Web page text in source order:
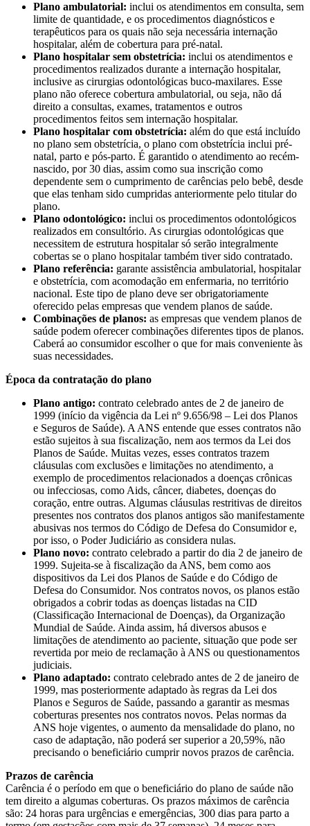
Plano ambulatorial: inclui os atendimentos em consulta, sem
limite de quantidade, e os procedimentos diagnósticos e
terapêuticos para os quais não seja necessária internação
hospitalar, além de cobertura para pré-natal.
Plano hospitalar sem obstetrícia: inclui os atendimentos e
procedimentos realizados durante a internação hospitalar,
inclusive as cirurgias odontológicas buco-maxilares. Esse
plano não oferece cobertura ambulatorial, ou seja, não dá
direito a consultas, exames, tratamentos e outros
procedimentos feitos sem internação hospitalar.
Plano hospitalar com obstetrícia: além do que está incluído
no plano sem obstetrícia, o plano com obstetrícia inclui pré-
natal, parto e pós-parto. É garantido o atendimento ao recém-
nascido, por 30 dias, assim como sua inscrição como
dependente sem o cumprimento de carências pelo bebê, desde
que elas tenham sido cumpridas anteriormente pelo titular do
plano.
Plano odontológico: inclui os procedimentos odontológicos
realizados em consultório. As cirurgias odontológicas que
necessitem de estrutura hospitalar só serão integralmente
cobertas se o plano hospitalar também tiver sido contratado.
Plano referência: garante assistência ambulatorial, hospitalar
e obstetrícia, com acomodação em enfermaria, no território
nacional. Este tipo de plano deve ser obrigatoriamente
oferecido pelas empresas que vendem planos de saúde.
Combinações de planos: as empresas que vendem planos de
saúde podem oferecer combinações diferentes tipos de planos.
Caberá ao consumidor escolher o que for mais conveniente às
suas necessidades.
Época da contratação do plano
Plano antigo: contrato celebrado antes de 2 de janeiro de
1999 (início da vigência da Lei nº 9.656/98 – Lei dos Planos
e Seguros de Saúde). A ANS entende que esses contratos não
estão sujeitos à sua fiscalização, nem aos termos da Lei dos
Planos de Saúde. Muitas vezes, esses contratos trazem
cláusulas com exclusões e limitações no atendimento, a
exemplo de procedimentos relacionados a doenças crônicas
ou infecciosas, como Aids, câncer, diabetes, doenças do
coração, entre outras. Algumas cláusulas restritivas de direitos
presentes nos contratos dos planos antigos são manifestamente
abusivas nos termos do Código de Defesa do Consumidor e,
por isso, o Poder Judiciário as considera nulas.
Plano novo: contrato celebrado a partir do dia 2 de janeiro de
1999. Sujeita-se à fiscalização da ANS, bem como aos
dispositivos da Lei dos Planos de Saúde e do Código de
Defesa do Consumidor. Nos contratos novos, os planos estão
obrigados a cobrir todas as doenças listadas na CID
(Classificação Internacional de Doenças), da Organização
Mundial de Saúde. Ainda assim, há diversos abusos e
limitações de atendimento ao paciente, situação que pode ser
revertida por meio de reclamação à ANS ou questionamentos
judiciais.
Plano adaptado: contrato celebrado antes de 2 de janeiro de
1999, mas posteriormente adaptado às regras da Lei dos
Planos e Seguros de Saúde, passando a garantir as mesmas
coberturas presentes nos contratos novos. Pelas normas da
ANS hoje vigentes, o aumento da mensalidade do plano, no
caso de adaptação, não poderá ser superior a 20,59%, não
precisando o beneficiário cumprir novos prazos de carência.
Prazos de carência
Carência é o período em que o beneficiário do plano de saúde não
tem direito a algumas coberturas. Os prazos máximos de carência
são: 24 horas para urgências e emergências, 300 dias para parto a